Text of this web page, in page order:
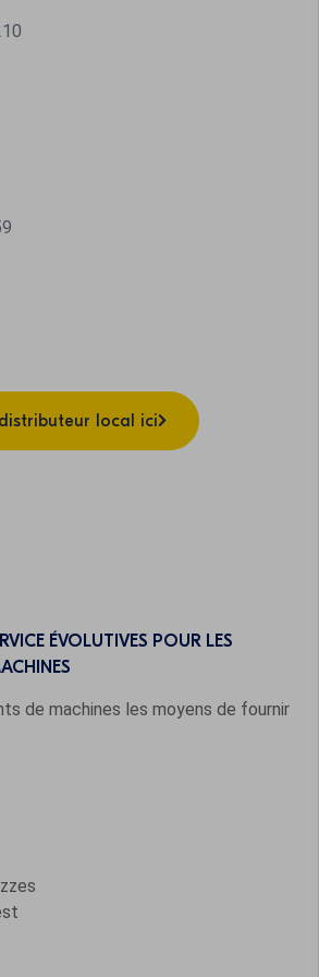
local ici
ÉVOLUTIVES POUR LES
de machines les moyens de fournir